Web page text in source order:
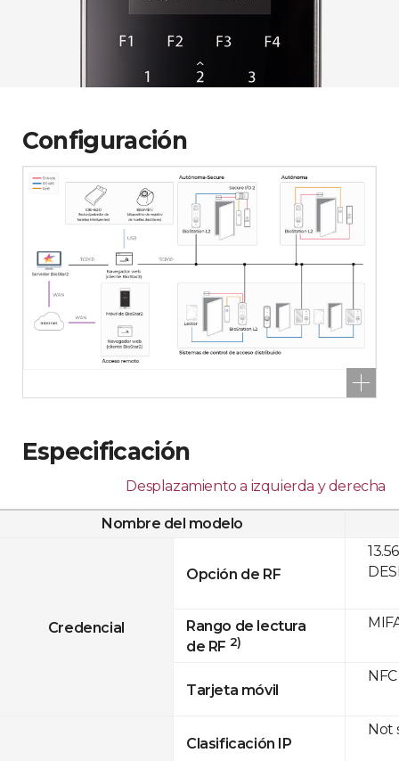
Configuración
Especificación
Desplazamiento a izquierda y derecha
Nombre del modelo
Credencial
Opción de RF
Rango de lectura
de RF 2)
Tarjeta móvil
Clasificación IP
NFC
Not